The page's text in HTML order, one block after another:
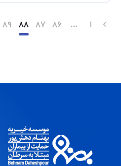
۱ … ۸۶ ۸۷ ۸۸ ۸۹